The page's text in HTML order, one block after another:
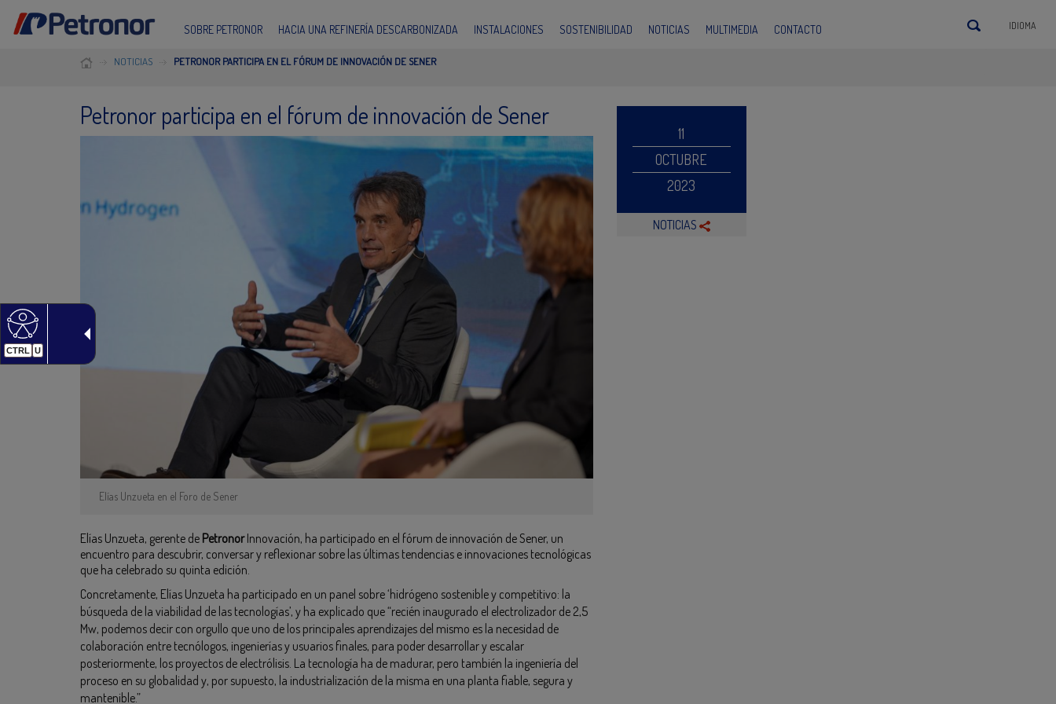
CTRL U
SOBRE PETRONOR HACIA UNA REFINERÍA DESCARBONIZADA INSTALACIONES SOSTENIBILIDAD NOTICIAS MULTIMEDIA CONTACTO IDIOMA
NOTICIAS PETRONOR PARTICIPA EN EL FÓRUM DE INNOVACIÓN DE SENER
Petronor participa en el fórum de innovación de Sener
Elías Unzueta en el Foro de Sener
Elías Unzueta, gerente de PetronorInnovación, ha participado en el fórum de innovación de Sener, un
encuentro para descubrir, conversar y reflexionar sobre las últimas tendencias e innovaciones tecnológicas
que ha celebrado su quinta edición.
Concretamente, Elías Unzueta ha participado en un panel sobre ‘hidrógeno sostenible y competitivo: la
búsqueda de la viabilidad de las tecnologías’, y ha explicado que “recién inaugurado el electrolizador de 2,5
Mw, podemos decir con orgullo que uno de los principales aprendizajes del mismo es la necesidad de
colaboración entre tecnólogos, ingenierías y usuarios finales, para poder desarrollar y escalar
posteriormente, los proyectos de electrólisis. La tecnología ha de madurar, pero también la ingeniería del
proceso en su globalidad y, por supuesto, la industrialización de la misma en una planta fiable, segura y
mantenible.”
11
OCTUBRE
2023
NOTICIAS